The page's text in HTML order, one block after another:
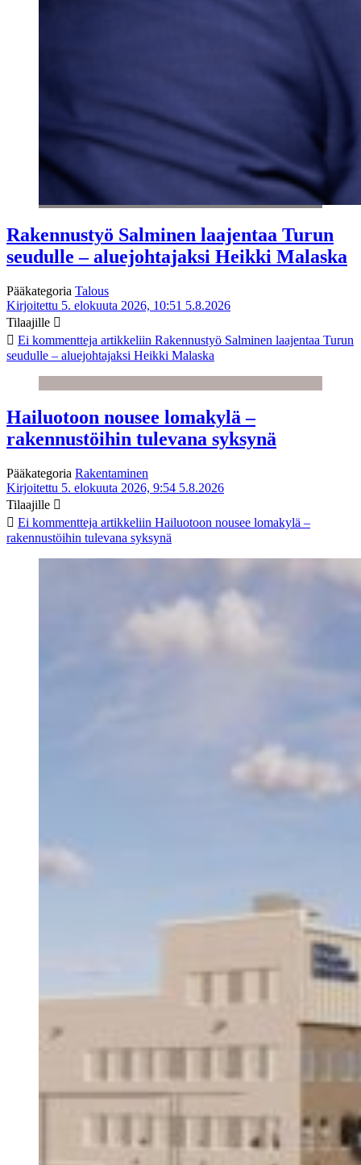
Rakennustyö Salminen laajentaa Turun
seudulle – aluejohtajaksi Heikki Malaska
Pääkategoria Talous
Kirjoitettu 5. elokuuta 2026, 10:51 5.8.2026
Tilaajille
Ei kommentteja artikkeliin Rakennustyö Salminen laajentaa Turun
seudulle – aluejohtajaksi Heikki Malaska
Hailuotoon nousee lomakylä –
rakennustöihin tulevana syksynä
Pääkategoria Rakentaminen
Kirjoitettu 5. elokuuta 2026, 9:54 5.8.2026
Tilaajille
Ei kommentteja artikkeliin Hailuotoon nousee lomakylä –
rakennustöihin tulevana syksynä